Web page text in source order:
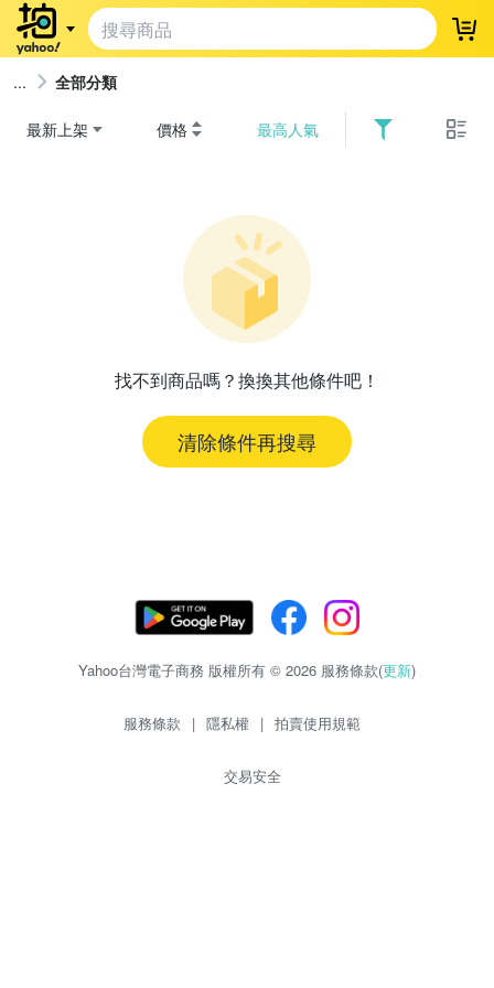
登
全部分類
最新上架 價格 最高人氣
找不到商品嗎？換換其他條件吧！
清除條件再搜尋
Yahoo台灣電子商務 版權所有 © 2026 服務條款(更新)
服務條款 | 隱私權 | 拍賣使用規範
交易安全